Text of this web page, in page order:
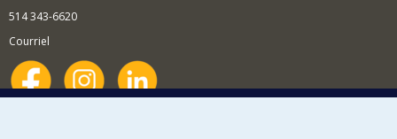
514 343-6620
Courriel